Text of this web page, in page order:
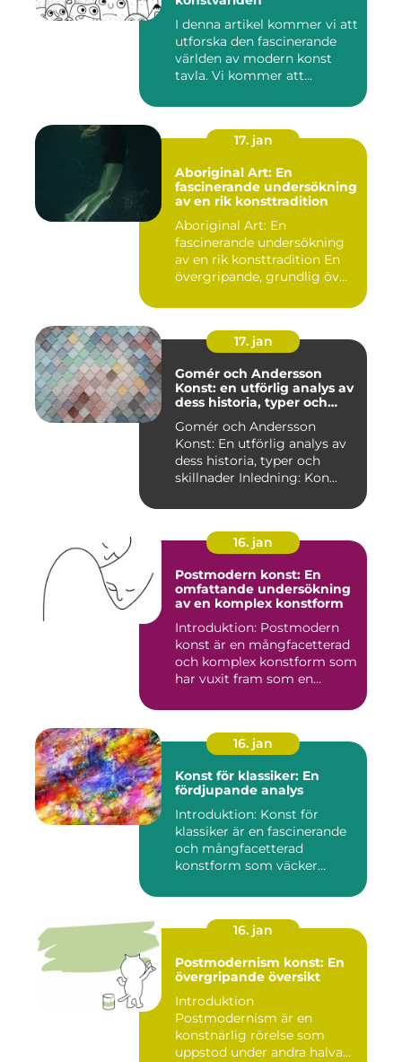
I denna artikel kommer vi att
utforska den fascinerande
världen av modern konst
tavla. Vi kommer att...
17. jan
Aboriginal Art: En
fascinerande undersökning
av en rik konsttradition
Aboriginal Art: En
fascinerande undersökning
av en rik konsttradition En
övergripande, grundlig öv...
17. jan
Gomér och Andersson
Konst: en utförlig analys av
dess historia, typer och
Gomér och Andersson
Konst: En utförlig analys av
dess historia, typer och
skillnader Inledning: Kon...
16. jan
Postmodern konst: En
omfattande undersökning
av en komplex konstform
Introduktion: Postmodern
konst är en mångfacetterad
och komplex konstform som
har vuxit fram som en...
16. jan
Konst för klassiker: En
fördjupande analys
Introduktion: Konst för
klassiker är en fascinerande
och mångfacetterad
konstform som väcker
16. jan
Postmodernism konst: En
övergripande översikt
Introduktion
Postmodernism är en
konstnärlig rörelse som
uppstod under andra halvan